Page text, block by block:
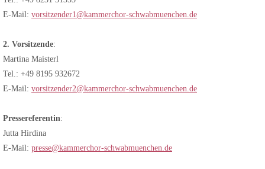
E-Mail: vorsitzender1@kammerchor-schwabmuenchen.de
2. Vorsitzende:
Martina Maisterl
Tel.: +49 8195 932672
E-Mail: vorsitzender2@kammerchor-schwabmuenchen.de
Pressereferentin:
Jutta Hirdina
E-Mail: presse@kammerchor-schwabmuenchen.de